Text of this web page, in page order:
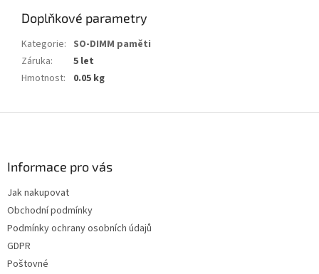
Doplňkové parametry
Kategorie: SO-DIMM paměti
Záruka:
5 let
Hmotnost: 0.05 kg
Informace pro vás
Jak nakupovat
Obchodní podmínky
Podmínky ochrany osobních údajů
GDPR
Poštovné